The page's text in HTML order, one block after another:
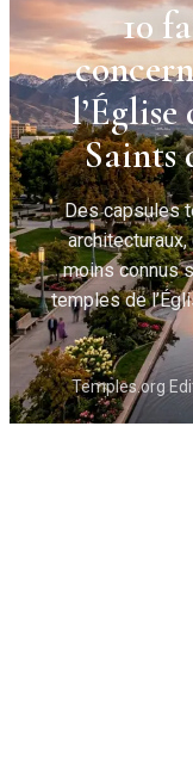
10
l’Église
Saints
Des capsules
moins connus
temples de
Temples.org